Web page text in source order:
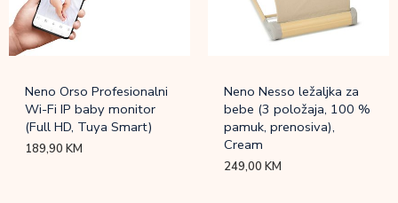
Neno Orso Profesionalni
Wi-Fi IP baby monitor
(Full HD, Tuya Smart)
189,90KM
Neno Nesso ležaljka za
bebe (3 položaja, 100 %
pamuk, prenosiva),
Cream
249,00KM